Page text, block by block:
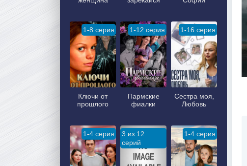
1-8 серия
Ключи от
прошлого
1-12 серия
Пармские
фиалки
1-16 серия
Сестра моя,
Любовь
1-4 серия
3 из 12
серий
1-4 серия